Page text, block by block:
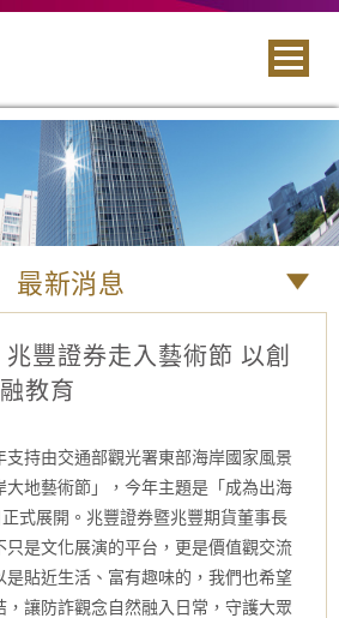
最新消息
豐證券走入藝術節 以創
教育
持由交通部觀光署東部海岸國家風景
大地藝術節」，今年主題是「成為出海
式展開。兆豐證券暨兆豐期貨董事長
只是文化展演的平台，更是價值觀交流
是貼近生活、富有趣味的，我們也希望
讓防詐觀念自然融入日常，守護大眾